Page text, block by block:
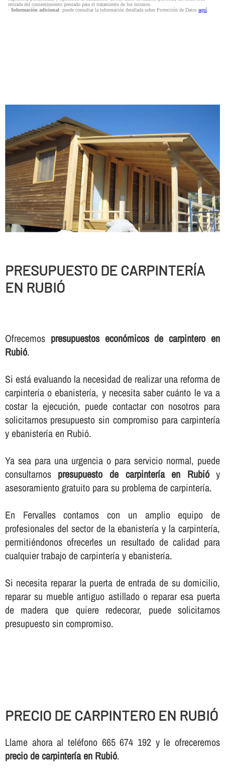
retirada del consentimiento prestado para el tratamiento de los mismos.
· Información adicional: puede consultar la información detallada sobre Protección de Datos aquí.
PRESUPUESTO DE CARPINTERÍ­A
EN RUBIÓ
Ofrecemos presupuestos económicos de carpintero en
Rubió.
Si está evaluando la necesidad de realizar una reforma de
carpinterí­a o ebanisterí­a, y necesita saber cuánto le va a
costar la ejecución, puede contactar con nosotros para
solicitarnos presupuesto sin compromiso para carpinterí­a
y ebanisterí­a en Rubió.
Ya sea para una urgencia o para servicio normal, puede
consultarnos presupuesto de carpinterí­a en Rubióy
asesoramiento gratuito para su problema de carpinterí­a.
En Fervalles contamos con un amplio equipo de
profesionales del sector de la ebanisterí­a y la carpinterí­a,
permitiéndonos ofrecerles un resultado de calidad para
cualquier trabajo de carpinterí­a y ebanisterí­a.
Si necesita reparar la puerta de entrada de su domicilio,
reparar su mueble antiguo astillado o reparar esa puerta
de madera que quiere redecorar, puede solicitarnos
presupuesto sin compromiso.
PRECIO DE CARPINTERO EN RUBIÓ
Llame ahora al teléfono 665 674 192 y le ofreceremos
precio de carpinterí­a en Rubió.